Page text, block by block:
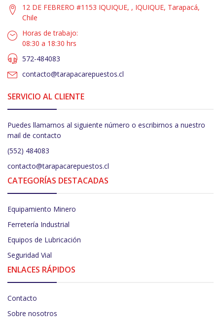
12 DE FEBRERO #1153 IQUIQUE, , IQUIQUE, Tarapacá,
Chile
Horas de trabajo:
08:30 a 18:30 hrs
572-484083
contacto@tarapacarepuestos.cl
SERVICIO AL CLIENTE
Puedes llamarnos al siguiente número o escribirnos a nuestro
mail de contacto
(552) 484083
contacto@tarapacarepuestos.cl
CATEGORÍAS DESTACADAS
Equipamiento Minero
Ferretería Industrial
Equipos de Lubricación
Seguridad Vial
ENLACES RÁPIDOS
Contacto
Sobre nosotros